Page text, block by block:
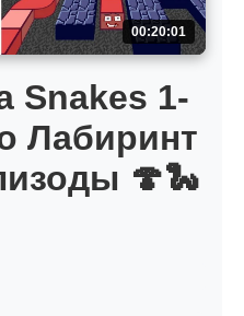
00:20:01
Snakes 1-
Лабиринт
🍄🐍